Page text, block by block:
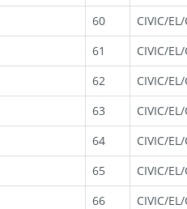
60 CIVIC/EL/
61 CIVIC/EL/
62 CIVIC/EL/
63 CIVIC/EL/
64 CIVIC/EL/
65 CIVIC/EL/
66 CIVIC/EL/